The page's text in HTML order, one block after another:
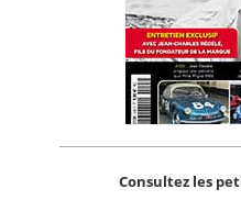
Consultez les